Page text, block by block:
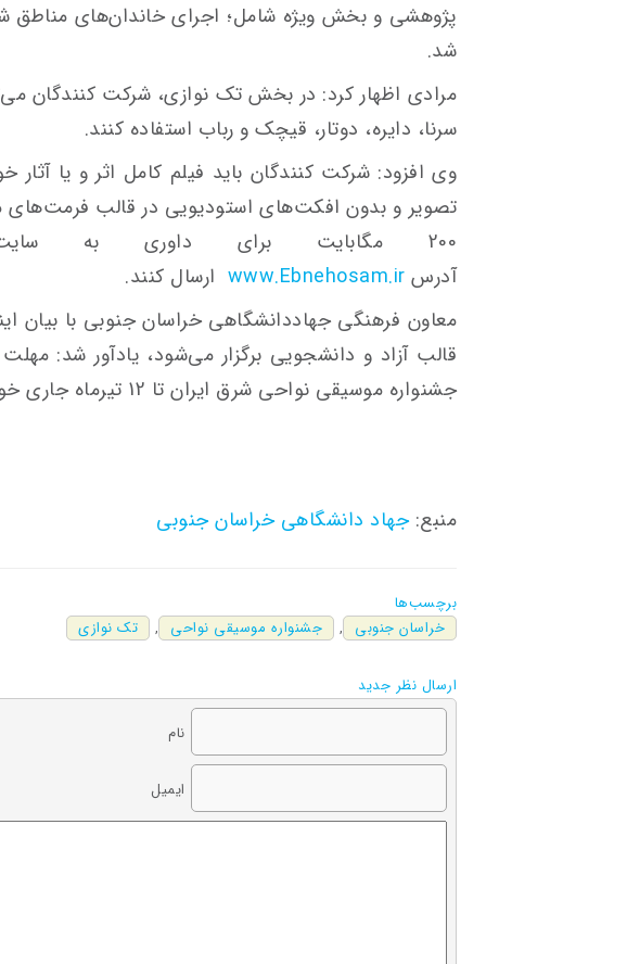
پژوهشی و بخش ویژه شامل؛ اجرای خاندان‌های مناطق
شد.
مرادی اظهار کرد: در بخش تک نوازی، شرکت کنندگان
سرنا، دایره، دوتار، قیچک و رباب استفاده کنند.
وی افزود: شرکت کنندگان باید فیلم کامل اثر و یا آثار
تصویر و بدون افکت‌های استودیویی در قالب فرمت‌های
200 مگابایت برای داوری به
آدرس www.Ebnehosam.ir ارسال کنند.
معاون فرهنگی جهاددانشگاهی خراسان جنوبی با بیان
قالب آزاد و دانشجویی برگزار می‌شود، یادآور شد: مهلت
جشنواره موسیقی نواحی شرق ایران تا 12 تیرماه جاری خواهد بود.
منبع:جهاد دانشگاهی خراسان جنوبی
برچسب‌ها
خراسان جنوبی
, جشنواره موسیقی نواحی , تک نوازی
ارسال نظر جدید
نام
ایمیل